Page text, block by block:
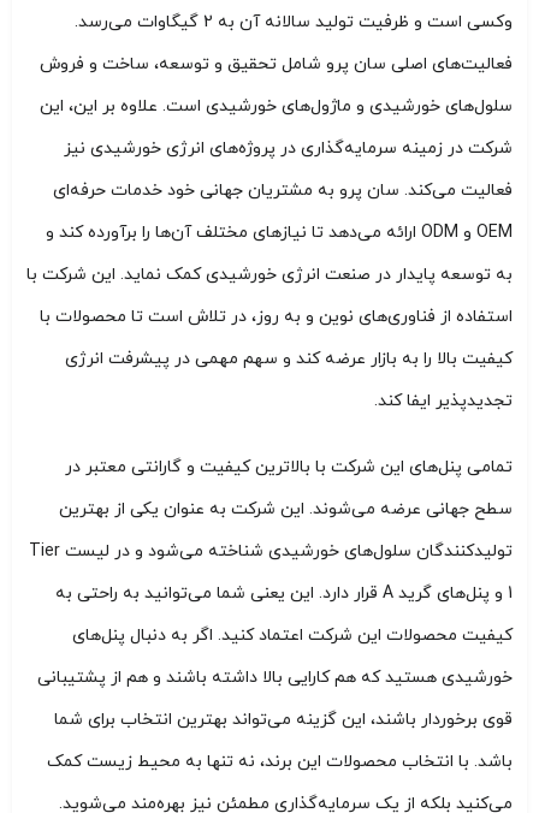
وکسی است و ظرفیت تولید سالانه آن به 2 گیگاوات می‌رسد.
فعالیت‌های اصلی سان پرو شامل تحقیق و توسعه، ساخت و فروش
سلول‌های خورشیدی و ماژول‌های خورشیدی است. علاوه بر این، این
شرکت در زمینه سرمایه‌گذاری در پروژه‌های انرژی خورشیدی نیز
فعالیت می‌کند. سان پرو به مشتریان جهانی خود خدمات حرفه‌ای
OEM و ODM ارائه می‌دهد تا نیازهای مختلف آن‌ها را برآورده کند و
به توسعه پایدار در صنعت انرژی خورشیدی کمک نماید. این شرکت با
استفاده از فناوری‌های نوین و به روز، در تلاش است تا محصولات با
کیفیت بالا را به بازار عرضه کند و سهم مهمی در پیشرفت انرژی
تجدیدپذیر ایفا کند.
تمامی پنل‌های این شرکت با بالاترین کیفیت و گارانتی معتبر در
سطح جهانی عرضه می‌شوند. این شرکت به عنوان یکی از بهترین
تولیدکنندگان سلول‌های خورشیدی شناخته می‌شود و در لیست Tier
1 و پنل‌های گرید A قرار دارد. این یعنی شما می‌توانید به راحتی به
کیفیت محصولات این شرکت اعتماد کنید. اگر به دنبال پنل‌های
خورشیدی هستید که هم کارایی بالا داشته باشند و هم از پشتیبانی
قوی برخوردار باشند، این گزینه می‌تواند بهترین انتخاب برای شما
باشد. با انتخاب محصولات این برند، نه تنها به محیط زیست کمک
می‌کنید بلکه از یک سرمایه‌گذاری مطمئن نیز بهره‌مند می‌شوید.